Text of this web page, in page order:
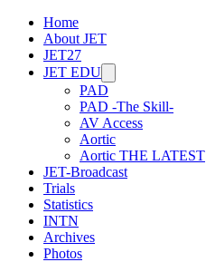
Home
About JET
JET27
JET EDU
PAD
PAD -The Skill-
AV Access
Aortic
Aortic THE LATEST
JET-Broadcast
Trials
Statistics
INTN
Archives
Photos